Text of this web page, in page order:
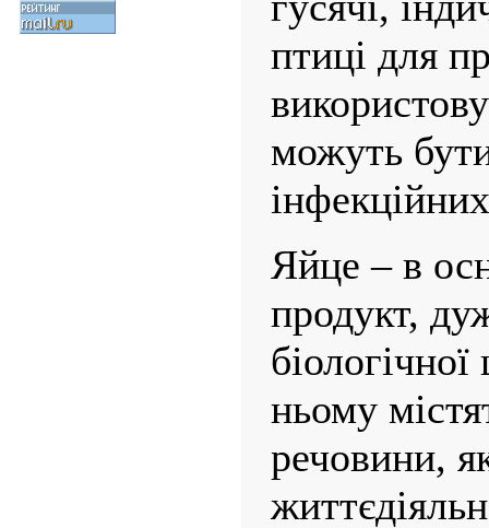
птиці для
можуть
Яйце – в
продукт,
ньому
речовини,